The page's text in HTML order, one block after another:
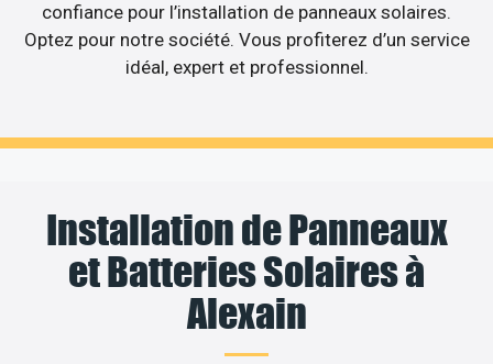
confiance pour l’installation de panneaux solaires.
Optez pour notre société. Vous profiterez d’un service
idéal, expert et professionnel.
Installation de Panneaux
et Batteries Solaires à
Alexain